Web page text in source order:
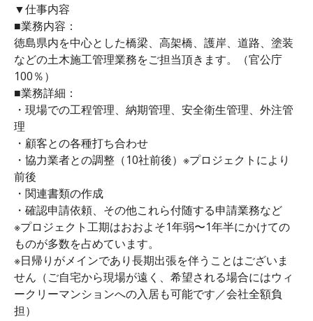
▼仕事内容
■業務内容：
徳島県内を中心とした橋梁、高架橋、護岸、道路、塗装
などの土木施工管理業務をご担当頂きます。（官公庁
100％）
■業務詳細：
・現場での工程管理、納期管理、安全衛生管理、外注管
理
・顧客との各種打ち合わせ
・協力業者との調整（10社前後）※プロジェクトにより
前後
・関連書類の作成
・確認申請依頼、その他これら付随する申請業務など
※プロジェクト工期はおおよそ1年弱〜1年半にかけての
ものが多数を占めています。
※日帰りがメインであり長期出張を伴うことはございま
せん（ご自宅から現場が遠く、希望される場合にはウィ
ークリーマンションへの入居も可能です／会社全額負
担）